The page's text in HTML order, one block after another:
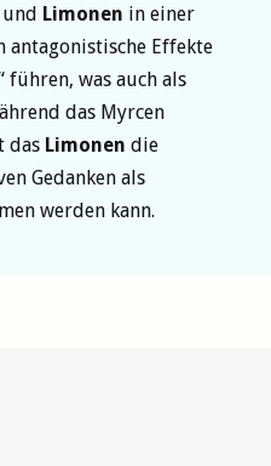
und Limonen in einer
antagonistische Effekte
führen, was auch als
das Myrcen
das Limonen die
Gedanken als
werden kann.